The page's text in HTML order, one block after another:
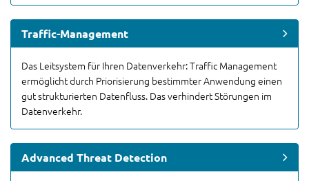
Traffic-Management
Das Leitsystem für Ihren Datenverkehr: Traffic Management
ermöglicht durch Priorisierung bestimmter Anwendung einen
gut strukturierten Datenfluss. Das verhindert Störungen im
Datenverkehr.
Advanced Threat Detection